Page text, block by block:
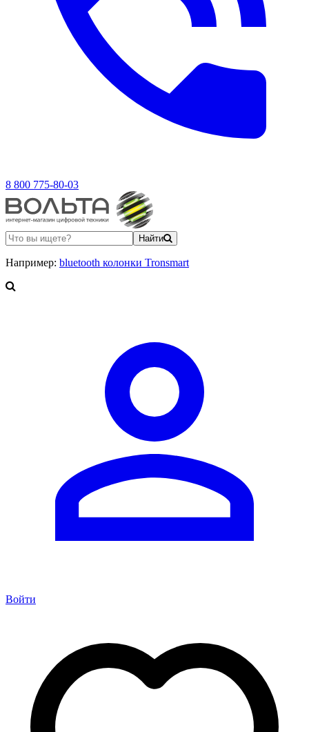
8 800 775-80-03
Найти
Например: bluetooth колонки Tronsmart
Войти